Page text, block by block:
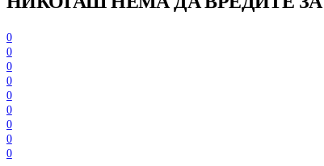
0
0
0
0
0
0
0
0
0